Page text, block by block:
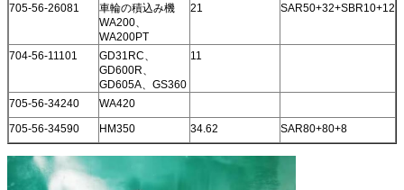
705-56-26081
車輪の積込み機
WA200、
WA200PT
21 SAR50+32+SBR10+12
704-56-11101
GD31RC、
GD600R、
GD605A、GS360
11
705-56-34240
WA420
705-56-34590
HM350 34.62
SAR80+80+8
705-56-26081
車輪の積込み機
小松
21